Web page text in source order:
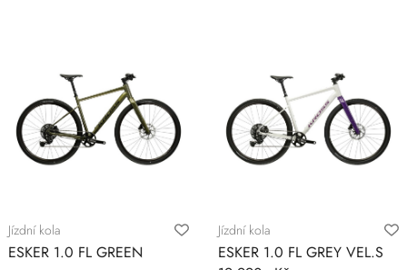
Jízdní kola
ESKER 1.0 FL GREEN
Jízdní kola
ESKER 1.0 FL GREY VEL.S